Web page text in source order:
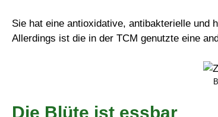
Sie hat eine antioxidative, antibakterielle und
Allerdings ist die in der TCM genutzte eine
Die Blüte ist essbar